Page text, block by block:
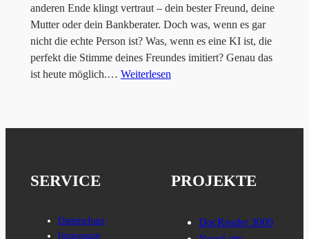
anderen Ende klingt vertraut – dein bester Freund, deine
Mutter oder dein Bankberater. Doch was, wenn es gar
nicht die echte Person ist? Was, wenn es eine KI ist, die
perfekt die Stimme deines Freundes imitiert? Genau das
ist heute möglich.… Weiterlesen
SERVICE
Datenschutz
Impressum
PROJEKTE
DocReader 3000